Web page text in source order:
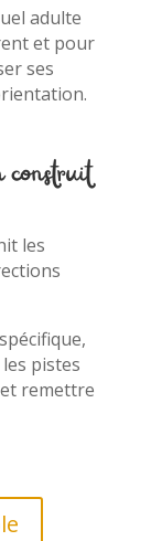
adulte
et pour
ses
les
pistes
remettre